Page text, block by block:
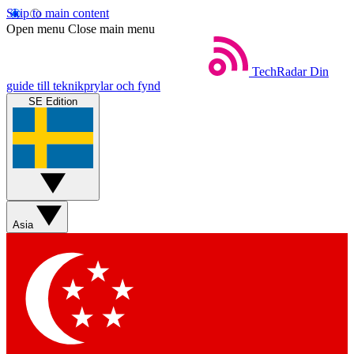
Skip to main content
Open menu Close main menu
TechRadar Din
guide till teknikprylar och fynd
SE Edition
Asia